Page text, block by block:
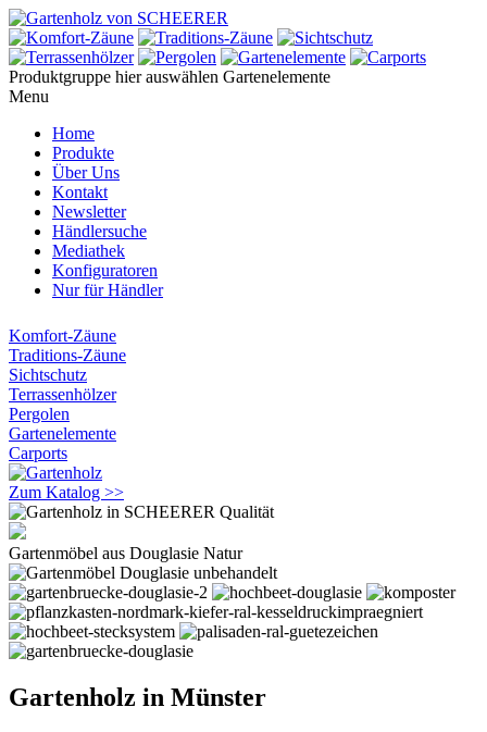
Produktgruppe hier auswählen Gartenelemente
Menu
Home
Produkte
Über Uns
Kontakt
Newsletter
Händlersuche
Mediathek
Konfiguratoren
Nur für Händler
Komfort-Zäune
Traditions-Zäune
Sichtschutz
Terrassenhölzer
Pergolen
Gartenelemente
Carports
Zum Katalog >>
Gartenmöbel aus Douglasie Natur
Gartenholz in Münster